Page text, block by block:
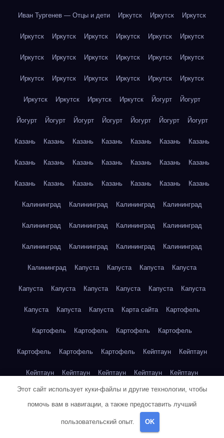
Иван Тургенев — Отцы и дети Иркутск Иркутск Иркутск
Иркутск Иркутск Иркутск Иркутск Иркутск Иркутск
Иркутск Иркутск Иркутск Иркутск Иркутск Иркутск
Иркутск Иркутск Иркутск Иркутск Иркутск Иркутск
Иркутск Иркутск Иркутск Иркутск Йогурт Йогурт
Йогурт Йогурт Йогурт Йогурт Йогурт Йогурт Йогурт
Казань Казань Казань Казань Казань Казань Казань
Казань Казань Казань Казань Казань Казань Казань
Казань Казань Казань Казань Казань Казань Казань
Калининград Калининград Калининград Калининград
Калининград Калининград Калининград Калининград
Калининград Калининград Калининград Калининград
Калининград Капуста Капуста Капуста Капуста
Капуста Капуста Капуста Капуста Капуста Капуста
Капуста Капуста Капуста Карта сайта Картофель
Картофель Картофель Картофель Картофель
Картофель Картофель Картофель Кейптаун Кейптаун
Кейптаун Кейптаун Кейптаун Кейптаун Кейптаун
Кейптаун Кейптаун Кейптаун Кейптаун Кейптаун
Кейптаун
Этот сайт использует куки-файлы и другие технологии, чтобы
помочь вам в навигации, а также предоставить лучший
пользовательский опыт. OK